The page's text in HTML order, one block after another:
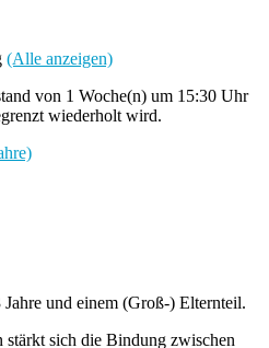
(Alle anzeigen)
von 1 Woche(n) um 15:30 Uhr
wiederholt wird.
und einem (Groß-) Elternteil.
stärkt sich die Bindung zwischen